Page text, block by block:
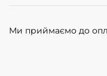
Ми приймаємо до